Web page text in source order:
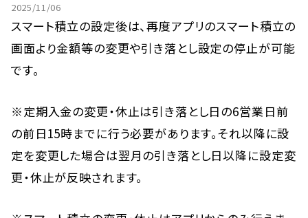
2025/11/06
スマート積立の設定後は、再度アプリのスマート積立の
画面より金額等の変更や引き落とし設定の停止が可能
です。
※定期入金の変更・休止は引き落とし日の6営業日前
の前日15時までに行う必要があります。それ以降に設
定を変更した場合は翌月の引き落とし日以降に設定変
更・休止が反映されます。